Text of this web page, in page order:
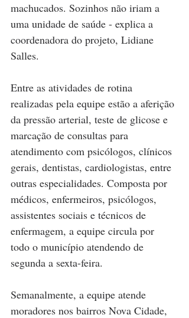
machucados. Sozinhos não iriam a
uma unidade de saúde - explica a
coordenadora do projeto, Lidiane
Salles.
Entre as atividades de rotina
realizadas pela equipe estão a aferição
da pressão arterial, teste de glicose e
marcação de consultas para
atendimento com psicólogos, clínicos
gerais, dentistas, cardiologistas, entre
outras especialidades. Composta por
médicos, enfermeiros, psicólogos,
assistentes sociais e técnicos de
enfermagem, a equipe circula por
todo o município atendendo de
segunda a sexta-feira.
Semanalmente, a equipe atende
moradores nos bairros Nova Cidade,